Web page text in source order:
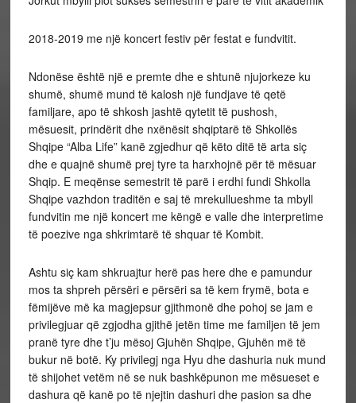
2018-2019 me një koncert festiv për festat e fundvitit.
Ndonëse është një e premte dhe e shtunë njujorkeze ku
shumë, shumë mund të kalosh një fundjave të qetë
familjare, apo të shkosh jashtë qytetit të pushosh,
mësuesit, prindërit dhe nxënësit shqiptarë të Shkollës
Shqipe “Alba Life” kanë zgjedhur që këto ditë të arta siç
dhe e quajnë shumë prej tyre ta harxhojnë për të mësuar
Shqip. E meqënse semestrit të parë i erdhi fundi Shkolla
Shqipe vazhdon traditën e saj të mrekullueshme ta mbyll
fundvitin me një koncert me këngë e valle dhe interpretime
të poezive nga shkrimtarë të shquar të Kombit.
Ashtu siç kam shkruajtur herë pas here dhe e pamundur
mos ta shpreh përsëri e përsëri sa të kem frymë, bota e
fëmijëve më ka magjepsur gjithmonë dhe pohoj se jam e
privilegjuar që zgjodha gjithë jetën time me familjen të jem
pranë tyre dhe t’ju mësoj Gjuhën Shqipe, Gjuhën më të
bukur në botë. Ky privilegj nga Hyu dhe dashuria nuk mund
të shijohet vetëm në se nuk bashkëpunon me mësueset e
dashura që kanë po të njejtin dashuri dhe pasion sa dhe